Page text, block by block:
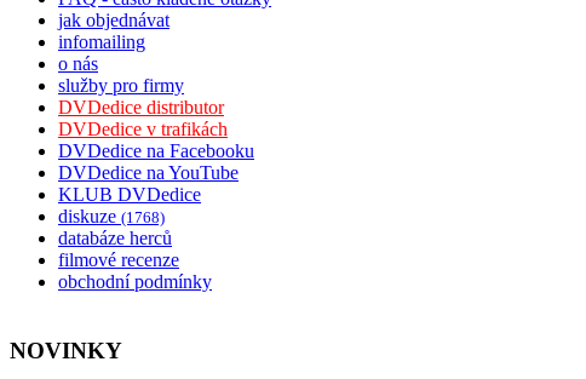
jak objednávat
infomailing
o nás
služby pro firmy
DVDedice distributor
DVDedice v trafikách
DVDedice na Facebooku
DVDedice na YouTube
KLUB DVDedice
diskuze (1768)
databáze herců
filmové recenze
obchodní podmínky
NOVINKY